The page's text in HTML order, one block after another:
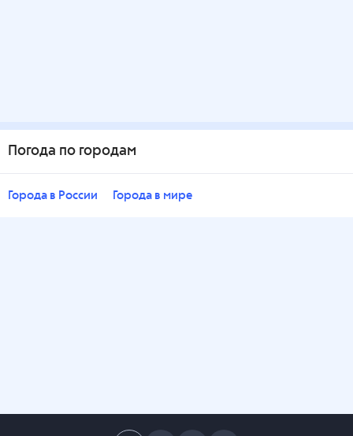
Погода по городам
Города в России Города в мире